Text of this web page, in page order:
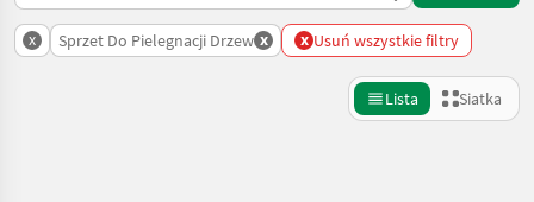
x Sprzet Do Pielegnacji Drzew x x Usuń wszystkie filtry
Lista Siatka